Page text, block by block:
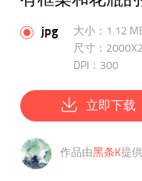
jpg
大小：1.12
尺寸：
DPI：300
立即下载
作品由黑条K提供